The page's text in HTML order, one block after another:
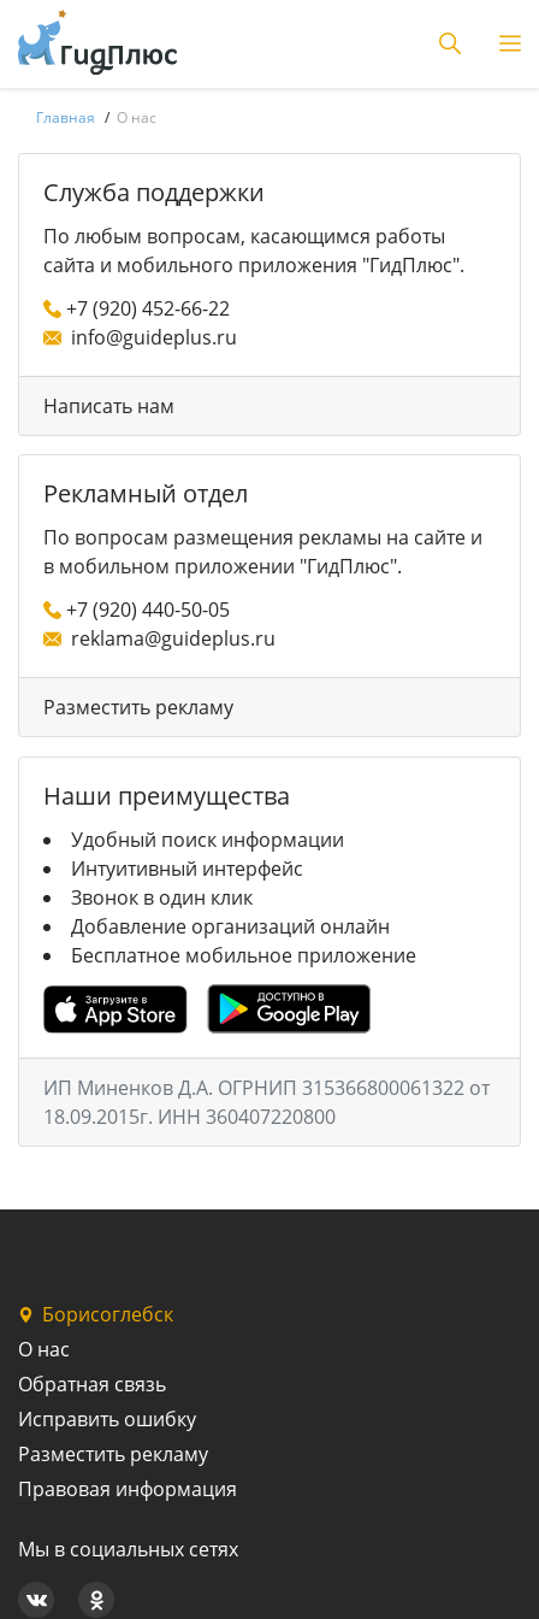
Главная О нас
Служба поддержки
По любым вопросам, касающимся работы
сайта и мобильного приложения "ГидПлюс".
+7 (920) 452-66-22
info@guideplus.ru
Написать нам
Рекламный отдел
По вопросам размещения рекламы на сайте и
в мобильном приложении "ГидПлюс".
+7 (920) 440-50-05
reklama@guideplus.ru
Разместить рекламу
Наши преимущества
Удобный поиск информации
Интуитивный интерфейс
Звонок в один клик
Добавление организаций онлайн
Бесплатное мобильное приложение
ИП Миненков Д.А. ОГРНИП 315366800061322 от
18.09.2015г. ИНН 360407220800
Борисоглебск
О нас
Обратная связь
Исправить ошибку
Разместить рекламу
Правовая информация
Мы в социальных сетях